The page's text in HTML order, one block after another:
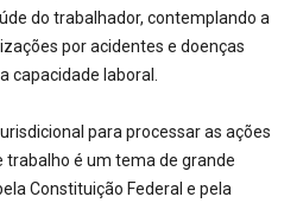
do trabalhador, contemplando a
por acidentes e doenças
capacidade laboral.
para processar as ações
é um tema de grande
Constituição Federal e pela